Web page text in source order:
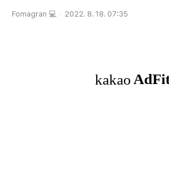
Fomagran 💻 2022. 8. 18. 07:35